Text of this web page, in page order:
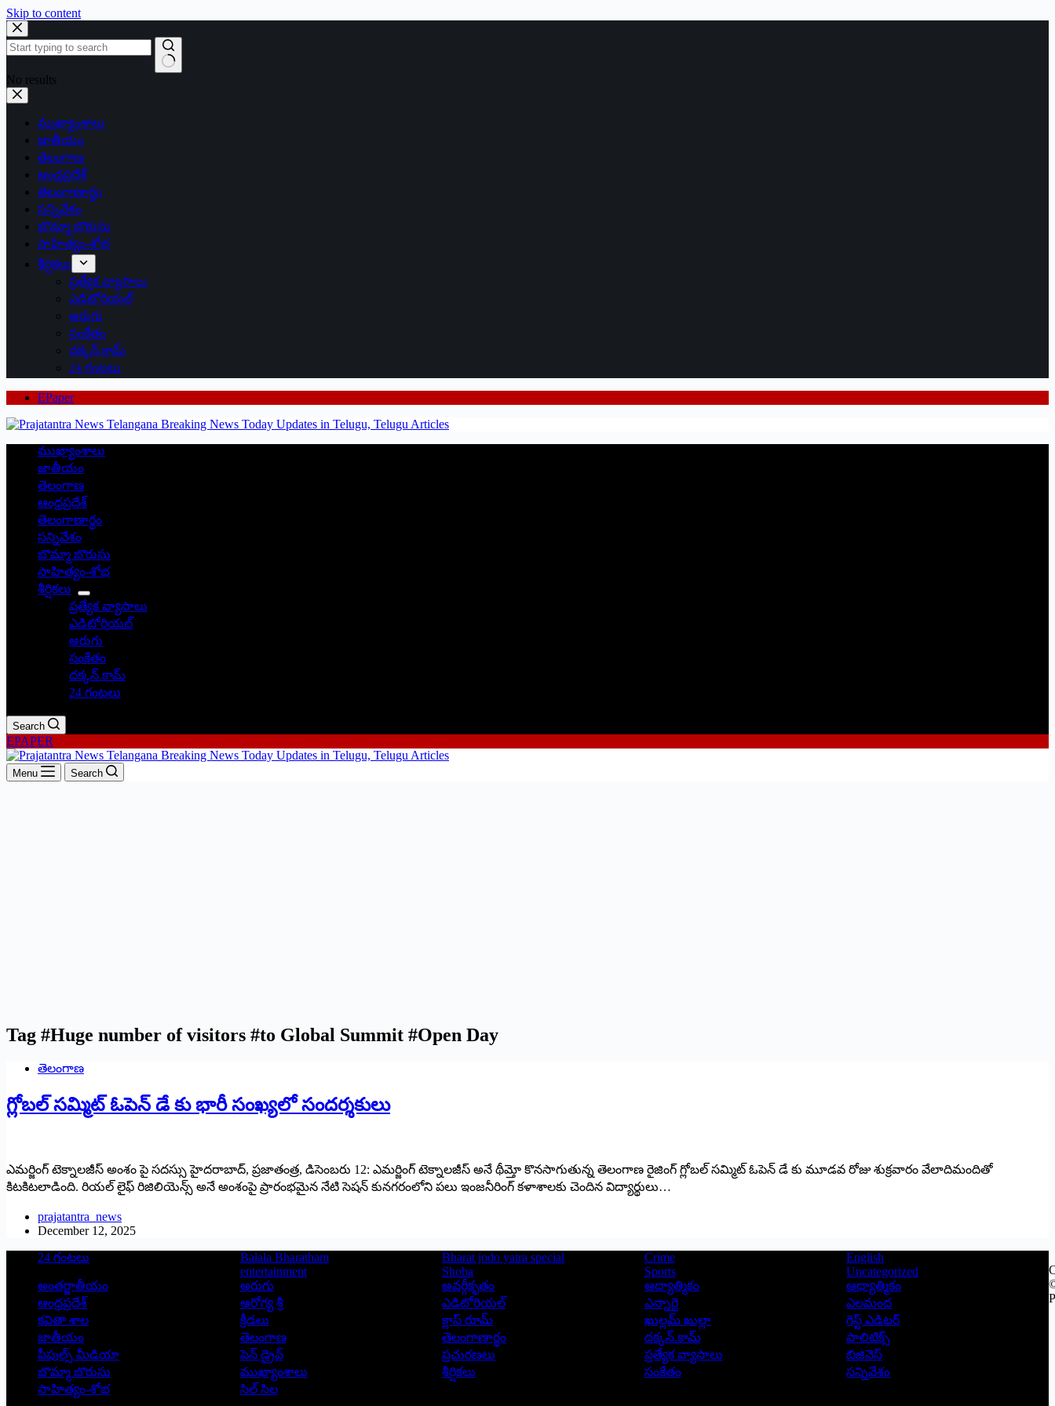
Skip to content
No results
ముఖ్యాంశాలు
జాతీయం
తెలంగాణ
ఆంధ్రప్రదేశ్
తెలంగాణార్థం
సన్నివేశం
బొమ్మా బొరుసు
సాహిత్యం-శోభ
శీర్షికలు
ప్రత్యేక వ్యాసాలు
ఎడిటోరియల్
అరుగు
సంకేతం
దక్కన్.కామ్
24 గంటలు
EPaper
ముఖ్యాంశాలు
జాతీయం
తెలంగాణ
ఆంధ్రప్రదేశ్
తెలంగాణార్థం
సన్నివేశం
బొమ్మా బొరుసు
సాహిత్యం-శోభ
శీర్షికలు
ప్రత్యేక వ్యాసాలు
ఎడిటోరియల్
అరుగు
సంకేతం
దక్కన్.కామ్
24 గంటలు
Search
EPAPER
Menu Search
Tag #Huge number of visitors #to Global Summit #Open Day
తెలంగాణ
గ్లోబల్ సమ్మిట్ ఓపెన్ డే కు భారీ సంఖ్యలో సందర్శకులు
ఎమర్జింగ్ టెక్నాలజీస్ అంశం పై సదస్సు హైదరాబాద్, ప్రజాతంత్ర, డిసెంబరు 12: ఎమర్జింగ్ టెక్నాలజీస్ అనే థీమ్తో కొనసాగుతున్న తెలంగాణ రైజింగ్ గ్లోబల్ సమ్మిట్ ఓపెన్ డే కు మూడవ రోజు శుక్రవారం వేలాదిమందితో
కిటకిటలాడింది. రియల్ లైఫ్ రిజిలియెన్స్ అనే అంశంపై ప్రారంభమైన నేటి సెషన్ కునగరంలోని పలు ఇంజనీరింగ్ కళాశాలకు చెందిన విద్యార్థులు…
prajatantra_news
December 12, 2025
24 గంటలు
Balala Bharatham Bharat jodo yatra special Crime
English
entertainment
Shoba Sports
Uncategorized
అంతర్జాతీయం
అరుగు అవర్గీకృతం ఆద్యాత్మికం
ఆధ్యాత్మికం
ఆంధ్రప్రదేశ్
ఆరోగ్య శ్రీ ఎడిటోరియల్ ఎన్నారై
ఎలమంద
కవితా శాల
క్రీడలు క్లాస్ రూమ్ ఖుల్లమ్ ఖుల్లా
గెస్ట్ ఎడిటర్
జాతీయం
తెలంగాణ తెలంగాణార్థం దక్కన్.కామ్
పాలిటిక్స్
పీపుల్స్ ‌మీడియా
పెన్ డ్రైవ్ ప్రచురణలు ప్రత్యేక వ్యాసాలు
బిజినెస్
బొమ్మా బొరుసు
ముఖ్యాంశాలు శీర్షికలు సంకేతం
సన్నివేశం
సాహిత్యం-శోభ
సిల్ సిల